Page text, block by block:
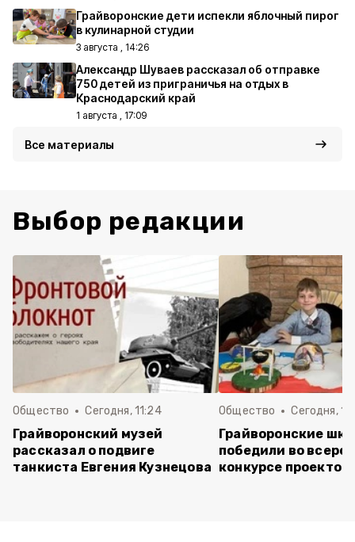
Грайворонские дети испекли яблочный пирог
в кулинарной студии
3 августа , 14:26
Александр Шуваев рассказал об отправке
750 детей из приграничья на отдых в
Краснодарский край
1 августа , 17:09
Все материалы
Выбор редакции
Общество Сегодня, 11:24
Грайворонский музей
рассказал о подвиге
танкиста Евгения Кузнецова
Общество Сегодня,
Грайворонские
победили во
конкурсе проектов